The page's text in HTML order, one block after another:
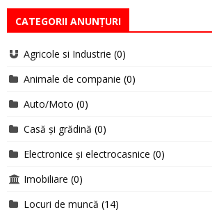
CATEGORII ANUNȚURI
Agricole si Industrie (0)
Animale de companie (0)
Auto/Moto (0)
Casă și grădină (0)
Electronice și electrocasnice (0)
Imobiliare (0)
Locuri de muncă (14)